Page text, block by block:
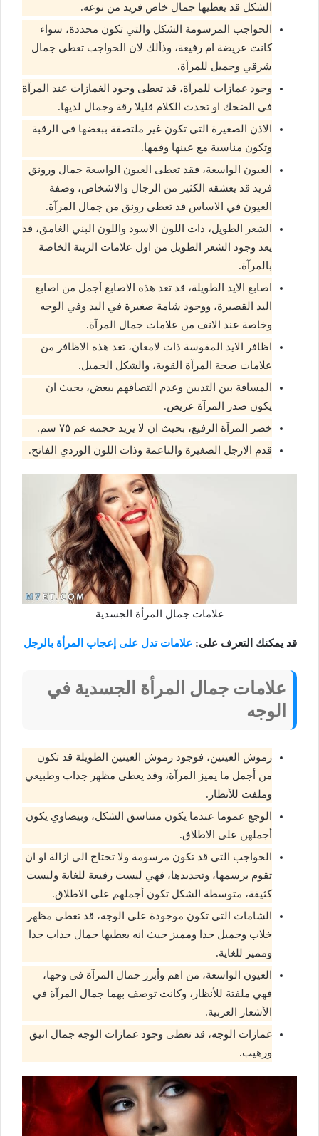
الشكل قد يعطيها جمال خاص فريد من نوعه.
الحواجب المرسومة الشكل والتي تكون محددة، سواء
كانت عريضة ام رفيعة، وذألك لان الحواجب تعطى جمال
شرقي وجميل للمرآة.
وجود غمازات للمرآة، قد تعطى وجود الغمازات عند المرآة
في الضحك او تحدث الكلام قليلا رقة وجمال لديها.
الاذن الصغيرة التي تكون غير ملتصقة ببعضها في الرقبة
وتكون مناسبة مع عينها وفمها.
العيون الواسعة، فقد تعطى العيون الواسعة جمال ورونق
فريد قد يعشقه الكثير من الرجال والاشخاص، وصفة
العيون في الاساس قد تعطى رونق من جمال المرآة.
الشعر الطويل، ذات اللون الاسود واللون البني الغامق، قد
يعد وجود الشعر الطويل من اول علامات الزينة الخاصة
بالمرآة.
اصابع الايد الطويلة، قد تعد هذه الاصابع أجمل من اصابع
اليد القصيرة، ووجود شامة صغيرة في اليد وفي الوجه
وخاصة عند الانف من علامات جمال المرآة.
اظافر الايد المقوسة ذات لامعان، تعد هذه الاظافر من
علامات صحة المرآة القوية، والشكل الجميل.
المسافة بين الثديين وعدم التصاقهم ببعض، بحيث ان
يكون صدر المرآة عريض.
خصر المرآة الرفيع، بحيث ان لا يزيد حجمه عم ٧٥ سم.
قدم الارجل الصغيرة والناعمة وذات اللون الوردي الفاتح.
علامات جمال المرأة الجسدية
قد يمكنك التعرف على: علامات تدل على إعجاب المرأة بالرجل
علامات جمال المرأة الجسدية في
الوجه
رموش العينين، فوجود رموش العينين الطويلة قد تكون
من أجمل ما يميز المرآة، وقد يعطى مظهر جذاب وطبيعي
وملفت للأنظار.
الوجع عموما عندما يكون متناسق الشكل، وبيضاوي يكون
أجملهن على الاطلاق.
الحواجب التي قد تكون مرسومة ولا تحتاج الي ازالة او ان
تقوم برسمها، وتحديدها، فهي ليست رفيعة للغاية وليست
كثيفة، متوسطة الشكل تكون أجملهم على الاطلاق.
الشامات التي تكون موجودة على الوجه، قد تعطى مظهر
خلاب وجميل جدا ومميز حيث انه يعطيها جمال جذاب جدا
ومميز للغاية.
العيون الواسعة، من اهم وأبرز جمال المرآة في وجها،
فهي ملفتة للأنظار، وكانت توصف بهما جمال المرآة في
الأشعار العربية.
غمازات الوجه، قد تعطى وجود غمازات الوجه جمال انيق
ورهيب.